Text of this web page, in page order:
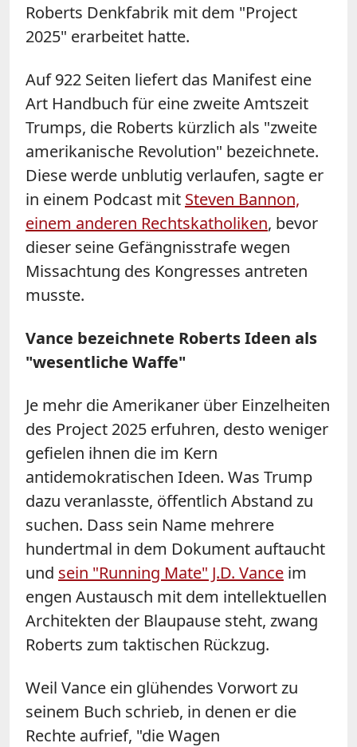
Roberts Denkfabrik mit dem "Project
2025" erarbeitet hatte.
Auf 922 Seiten liefert das Manifest eine
Art Handbuch für eine zweite Amtszeit
Trumps, die Roberts kürzlich als "zweite
amerikanische Revolution" bezeichnete.
Diese werde unblutig verlaufen, sagte er
in einem Podcast mit Steven Bannon,
einem anderen Rechtskatholiken, bevor
dieser seine Gefängnisstrafe wegen
Missachtung des Kongresses antreten
musste.
Vance bezeichnete Roberts Ideen als
"wesentliche Waffe"
Je mehr die Amerikaner über Einzelheiten
des Project 2025 erfuhren, desto weniger
gefielen ihnen die im Kern
antidemokratischen Ideen. Was Trump
dazu veranlasste, öffentlich Abstand zu
suchen. Dass sein Name mehrere
hundertmal in dem Dokument auftaucht
und sein "Running Mate" J.D. Vance im
engen Austausch mit dem intellektuellen
Architekten der Blaupause steht, zwang
Roberts zum taktischen Rückzug.
Weil Vance ein glühendes Vorwort zu
seinem Buch schrieb, in denen er die
Rechte aufrief, "die Wagen